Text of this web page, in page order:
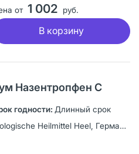
от 1 002 руб.
В корзину
Назентропфен С
Длинный срок
Biologische Heilmittel Heel, Германия